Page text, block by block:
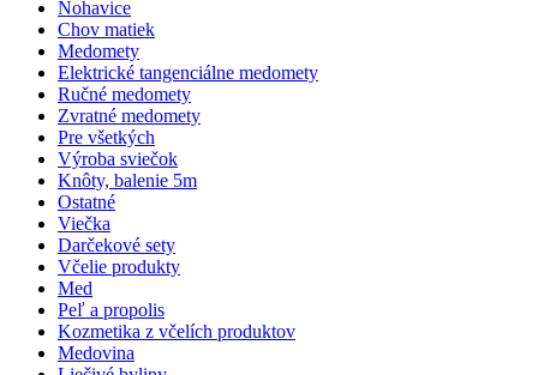
Nohavice
Chov matiek
Medomety
Elektrické tangenciálne medomety
Ručné medomety
Zvratné medomety
Pre všetkých
Výroba sviečok
Knôty, balenie 5m
Ostatné
Viečka
Darčekové sety
Včelie produkty
Med
Peľ a propolis
Kozmetika z včelích produktov
Medovina